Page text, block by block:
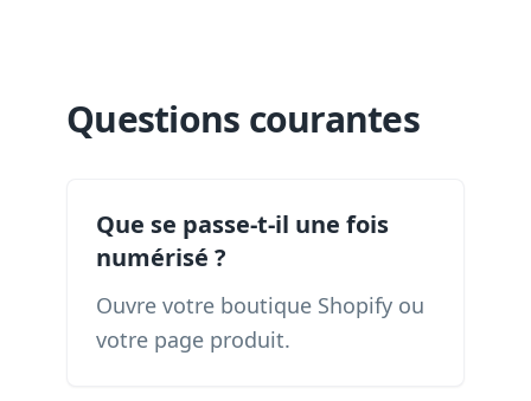
Questions courantes
Que se passe-t-il une fois
numérisé ?
Ouvre votre boutique Shopify ou
votre page produit.